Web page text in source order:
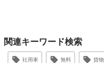
関連キーワード検索
社用車 無料 貨物